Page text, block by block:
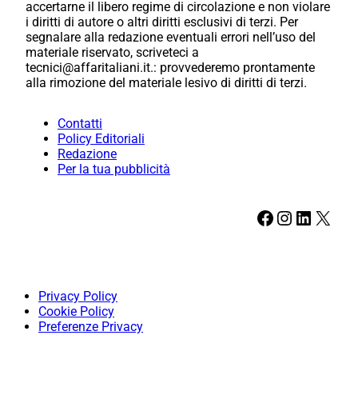
accertarne il libero regime di circolazione e non violare
i diritti di autore o altri diritti esclusivi di terzi. Per
segnalare alla redazione eventuali errori nell’uso del
materiale riservato, scriveteci a
tecnici@affaritaliani.it.: provvederemo prontamente
alla rimozione del materiale lesivo di diritti di terzi.
Contatti
Policy Editoriali
Redazione
Per la tua pubblicità
Facebook Instagram LinkedIn X
Privacy Policy
Cookie Policy
Preferenze Privacy